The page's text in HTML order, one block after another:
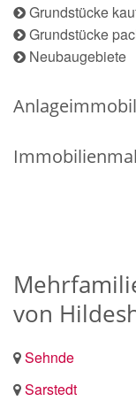
Grundstücke
Grundstücke
Neubaugebiete
von
Sehnde
Sarstedt